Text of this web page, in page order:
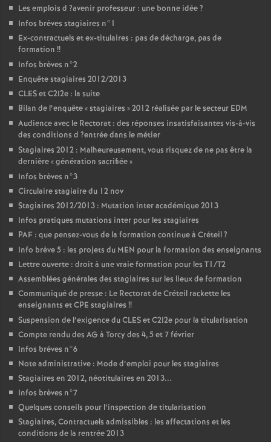
Les emplois d ?avenir professeur : une bonne idée?
Infos brèves stagiaires n°1
Ex-contractuels et ex-titulaires : pas de décharge, pas de
formation !!
Infos brèves n°2
Enquête stagiaires 2012/2013
CLESet C2I2e : la suite
Bilan de l’enquête «stagiaires » 2012 réalisée par le secteur EDM
Audience avec le Rectorat : des réponses insatisfaisantes vis-à-vis
des conditions d ?entrée dans le métier
Stagiaires 2012 : Malheureusement, vous risquez de ne pas être la
dernière «génération sacrifiée»
Infos brèves n°3
Circulaire stagiaire du 12 nov
Stagiaires 2012/2013 : Mutation inter académique 2013
Infos pratiques mutations inter pour les stagiaires
PAF : que pensez-vous de la formation continue à Créteil?
Info brève 5 : les projets du MEN pour la formation des enseignants
Lettre ouverte : droit à une vraie formation pour les T1/T2
Assemblées générales des stagiaires sur les lieux de formation
Communiqué de presse : Le Rectorat de Créteil rackette les
enseignants etCPE stagiaires !!
Suspension de l’exigence duCLESet C2I2e pour la titularisation
Compte rendu des AG à Torcy des 4, 5 et 7 février
Infos brèves n°6
Note administrative : Mode d’emploi pour les stagiaires
Stagiaires en 2012, néotitulaires en 2013...
Infos brèves n°7
Quelques conseils pour l’inspection de titularisation
Stagiaires, Contractuels admissibles : les affectations et les
conditions de la rentrée 2013